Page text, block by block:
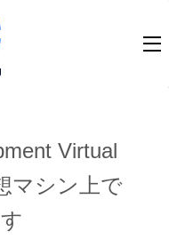
Virtual
マシン上で